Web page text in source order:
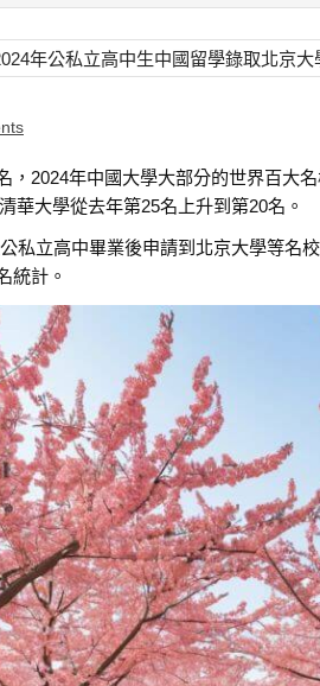
年公私立高中生中國留學錄取北京
，2024年中國大學大部分的世界百大
華大學從去年第25名上升到第20名。
私立高中畢業後申請到北京大學等名
統計。